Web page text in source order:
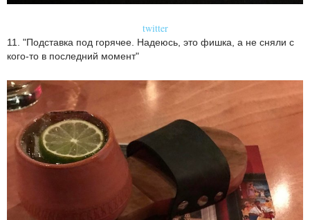
twitter
11. "Подставка под горячее. Надеюсь, это фишка, а не сняли с
кого-то в последний момент"